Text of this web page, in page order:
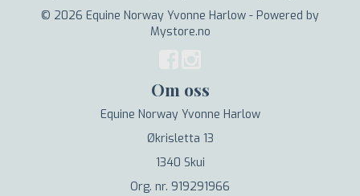
© 2026 Equine Norway Yvonne Harlow - Powered by
Mystore.no
Om oss
Equine Norway Yvonne Harlow
Økrisletta 13
1340 Skui
Org. nr. 919291966